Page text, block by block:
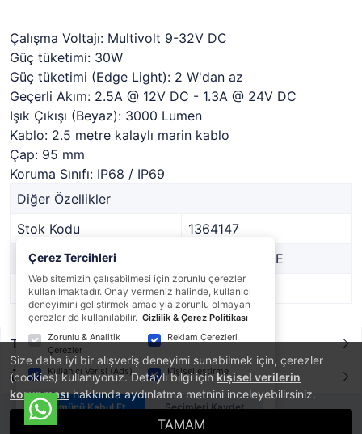
Size daha iyi bir alışveriş deneyimi sunabilmek için, çerezler
(cookies) kullanıyoruz. Detaylı bilgi içinkişisel verilerin
korunmasıhakkında aydınlatma metnini inceleyebilirsiniz.
TAMAM
Çalışma Voltajı: Multivolt 9-32V DC
Güç tüketimi: 30W
Güç tüketimi (Edge Light): 2 W'dan az
Geçerli Akım: 2.5A @ 12V DC - 1.3A @ 24V DC
Işık Çıkışı (Beyaz): 3000 Lumen
Kablo: 2.5 metre kalaylı marin kablo
Çap: 95 mm
Koruma Sınıfı: IP68 / IP69
Diğer Özellikler
Stok Kodu
1364147
Marka
HELLA MARINE
Stok Durumu
Var
Taksit / Ödeme Seçenekleri
Ürün Yorumları
E-Ticaret Sistemi
Çerez Tercihleri
Web sitemizin çalışabilmesi için zorunlu çerezler
kullanılmaktadır. Onay vermeniz halinde, kullanıcı
deneyimini geliştirmek amacıyla zorunlu olmayan
çerezler de kullanılabilir. Gizlilik & Çerez Politikası
Zorunlu & Analitik
Çerezler
Reklam Çerezleri
Kullanıcı Verisi (Ads) Kişiselleştirme
Tümünü Kabul Et Seçimleri Kaydet